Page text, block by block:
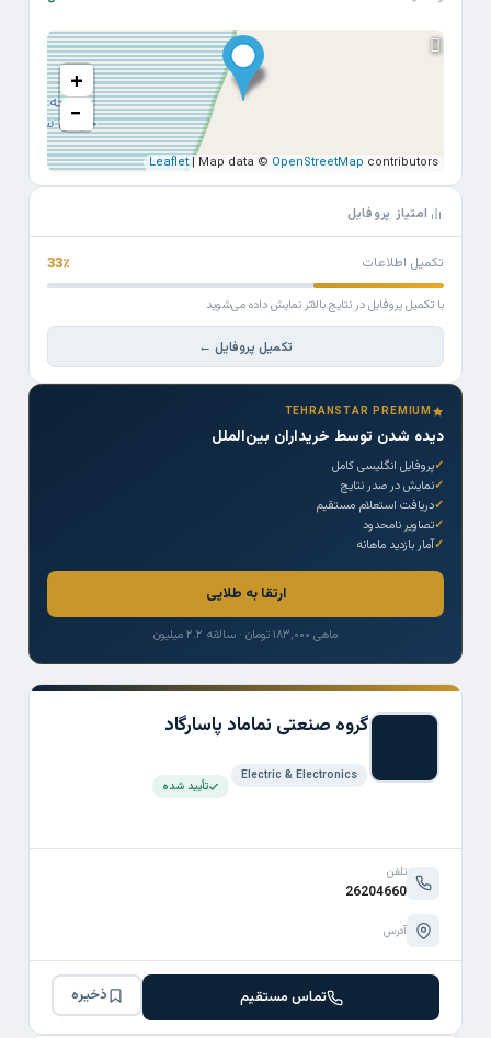
گروه صنعتی نماماد پاسارگاد
Electric & Electronics
تأیید شده
تلفن
26204660
آدرس
تماس مستقیم ذخیره
+
−
Leaflet| Map data © OpenStreetMap contributors
امتیاز پروفایل
تکمیل اطلاعات 33٪
با تکمیل پروفایل در نتایج بالاتر نمایش داده می‌شوید
تکمیل پروفایل ←
TEHRANSTAR PREMIUM
دیده شدن توسط خریداران بین‌الملل
پروفایل انگلیسی کامل
نمایش در صدر نتایج
دریافت استعلام مستقیم
تصاویر نامحدود
آمار بازدید ماهانه
ارتقا به طلایی
ماهی ۱۸۳,۰۰۰ تومان · سالانه ۲.۲ میلیون